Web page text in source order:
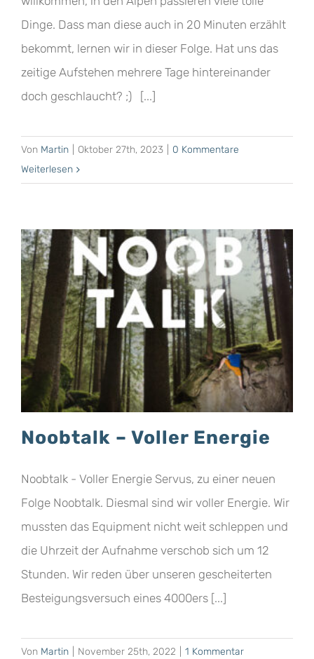
Dinge. Dass man diese auch in 20 Minuten erzählt
bekommt, lernen wir in dieser Folge. Hat uns das
zeitige Aufstehen mehrere Tage hintereinander
doch geschlaucht? ;) [...]
Von Martin Oktober 27th, 2023
0 Kommentare
Weiterlesen
Noobtalk – Voller Energie
Noobtalk - Voller Energie Servus, zu einer neuen
Folge Noobtalk. Diesmal sind wir voller Energie. Wir
mussten das Equipment nicht weit schleppen und
die Uhrzeit der Aufnahme verschob sich um 12
Stunden. Wir reden über unseren gescheiterten
Besteigungsversuch eines 4000ers [...]
Von Martin November 25th, 2022
1 Kommentar